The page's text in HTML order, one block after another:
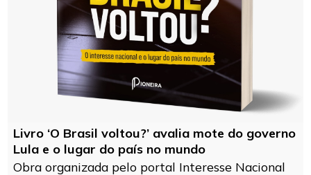
Livro ‘O Brasil voltou?’ avalia mote do governo
Lula e o lugar do país no mundo
Obra organizada pelo portal Interesse Nacional